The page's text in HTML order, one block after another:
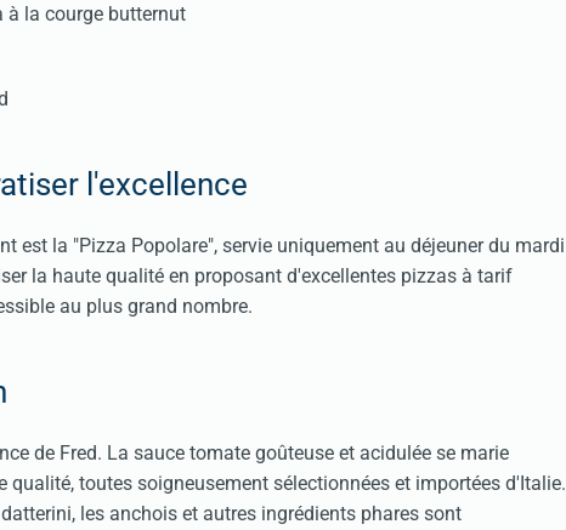
à la courge butternut
l'excellence
est la "Pizza Popolare", servie uniquement au déjeuner du mardi
la haute qualité en proposant d'excellentes pizzas à tarif
au plus grand nombre.
de Fred. La sauce tomate goûteuse et acidulée se marie
toutes soigneusement sélectionnées et importées d'Italie.
les anchois et autres ingrédients phares sont